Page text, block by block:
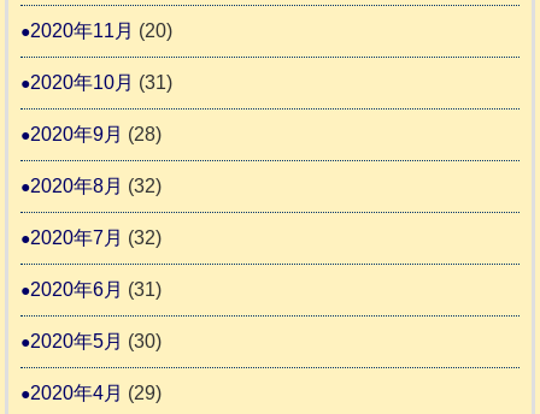
2020年11月 (20)
2020年10月 (31)
2020年9月 (28)
2020年8月 (32)
2020年7月 (32)
2020年6月 (31)
2020年5月 (30)
2020年4月 (29)